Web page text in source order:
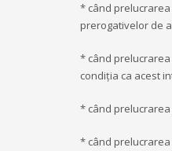
* când
prerogativelor de
* când
condiția ca acest
* când
* când